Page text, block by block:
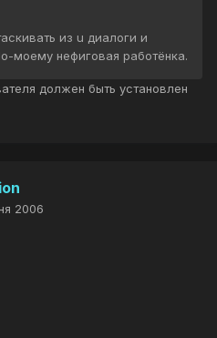
из u диалоги и
моему нефиговая работёнка.
должен быть установлен
2006